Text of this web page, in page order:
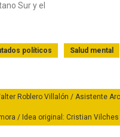
Sur y el
políticos Salud mental
Roblero Villalón / Asistente
/ Idea original: Cristian Vilches